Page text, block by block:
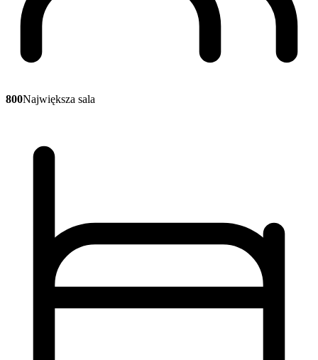
800Największa sala